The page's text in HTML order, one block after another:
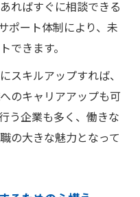
ればすぐに相談できる
ポート体制により、未
できます。
スキルアップすれば、
のキャリアアップも可
う企業も多く、働きな
の大きな魅力となって